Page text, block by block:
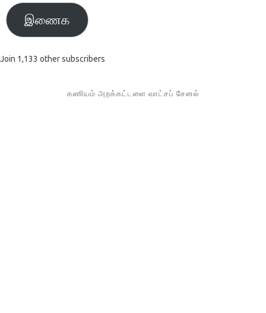
இணைக
Join 1,133 other subscribers
கணியம் அறக்கட்டளை வாட்சப் சேனல்